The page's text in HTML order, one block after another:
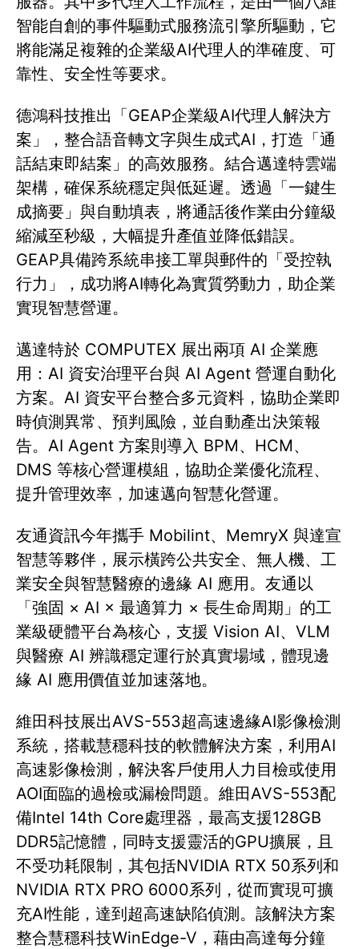
智能自創的事件驅動式服務流引擎所驅動，它
將能滿足複雜的企業級AI代理人的準確度、可
靠性、安全性等要求。
德鴻科技推出「GEAP企業級AI代理人解決方
案」，整合語音轉文字與生成式AI，打造「通
話結束即結案」的高效服務。結合邁達特雲端
架構，確保系統穩定與低延遲。透過「一鍵生
成摘要」與自動填表，將通話後作業由分鐘級
縮減至秒級，大幅提升產值並降低錯誤。
GEAP具備跨系統串接工單與郵件的「受控執
行力」，成功將AI轉化為實質勞動力，助企業
實現智慧營運。
邁達特於 COMPUTEX 展出兩項 AI 企業應
用：AI 資安治理平台與 AI Agent 營運自動化
方案。AI 資安平台整合多元資料，協助企業即
時偵測異常、預判風險，並自動產出決策報
告。AI Agent 方案則導入 BPM、HCM、
DMS 等核心營運模組，協助企業優化流程、
提升管理效率，加速邁向智慧化營運。
友通資訊今年攜手 Mobilint、MemryX 與達宣
智慧等夥伴，展示橫跨公共安全、無人機、工
業安全與智慧醫療的邊緣 AI 應用。友通以
「強固 × AI × 最適算力 × 長生命周期」的工
業級硬體平台為核心，支援 Vision AI、VLM
與醫療 AI 辨識穩定運行於真實場域，體現邊
緣 AI 應用價值並加速落地。
維田科技展出AVS-553超高速邊緣AI影像檢測
系統，搭載慧穩科技的軟體解決方案，利用AI
高速影像檢測，解決客戶使用人力目檢或使用
AOI面臨的過檢或漏檢問題。維田AVS-553配
備Intel 14th Core處理器，最高支援128GB
DDR5記憶體，同時支援靈活的GPU擴展，且
不受功耗限制，其包括NVIDIA RTX 50系列和
NVIDIA RTX PRO 6000系列，從而實現可擴
充AI性能，達到超高速缺陷偵測。該解決方案
整合慧穩科技WinEdge-V，藉由高達每分鐘